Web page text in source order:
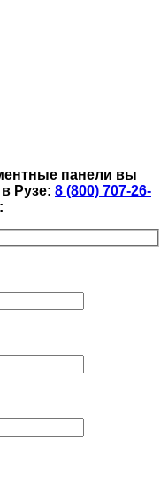
панели вы
Рузе: 8 (800) 707-26-